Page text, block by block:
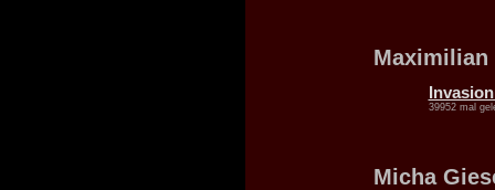
Maximilian
39952 mal
Micha